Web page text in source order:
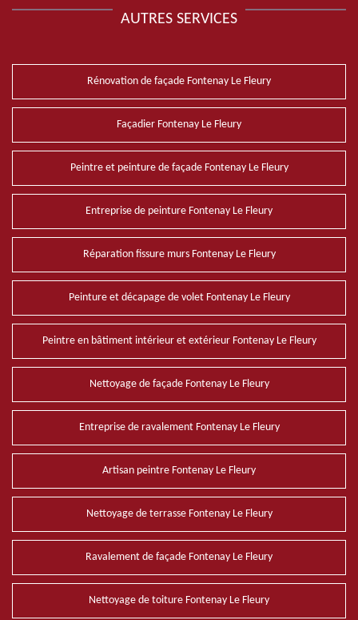
AUTRES SERVICES
Rénovation de façade Fontenay Le Fleury
Façadier Fontenay Le Fleury
Peintre et peinture de façade Fontenay Le Fleury
Entreprise de peinture Fontenay Le Fleury
Réparation fissure murs Fontenay Le Fleury
Peinture et décapage de volet Fontenay Le Fleury
Peintre en bâtiment intérieur et extérieur Fontenay Le Fleury
Nettoyage de façade Fontenay Le Fleury
Entreprise de ravalement Fontenay Le Fleury
Artisan peintre Fontenay Le Fleury
Nettoyage de terrasse Fontenay Le Fleury
Ravalement de façade Fontenay Le Fleury
Nettoyage de toiture Fontenay Le Fleury